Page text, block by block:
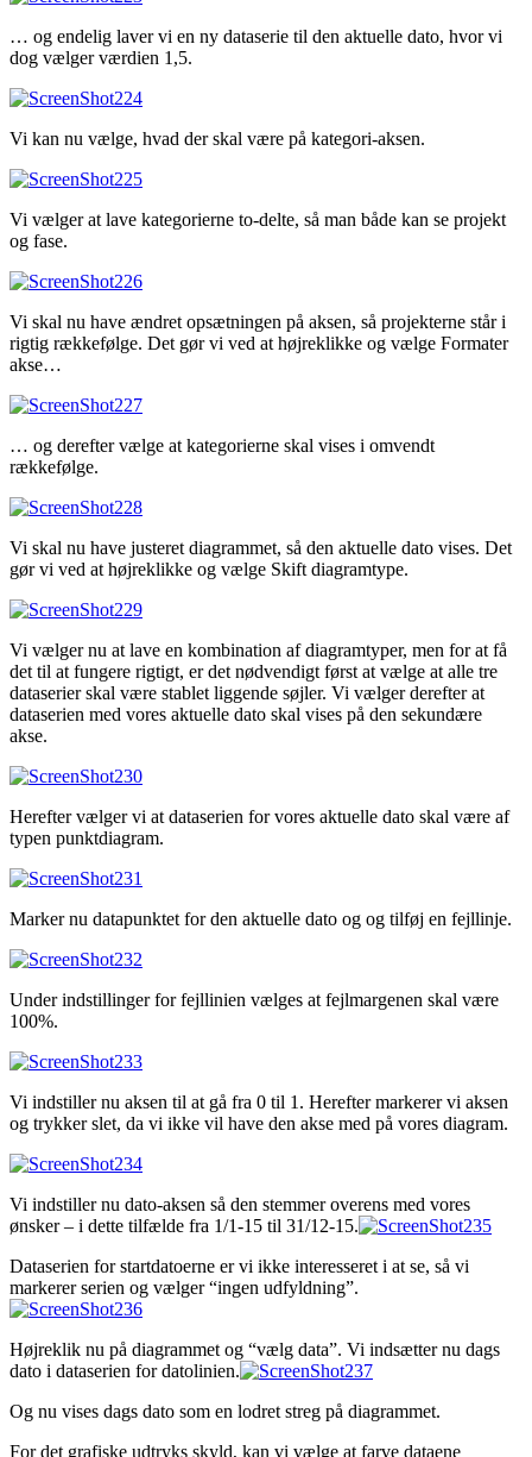
… og endelig laver vi en ny dataserie til den aktuelle dato, hvor vi
dog vælger værdien 1,5.
Vi kan nu vælge, hvad der skal være på kategori-aksen.
Vi vælger at lave kategorierne to-delte, så man både kan se projekt
og fase.
Vi skal nu have ændret opsætningen på aksen, så projekterne står i
rigtig rækkefølge. Det gør vi ved at højreklikke og vælge Formater
akse…
… og derefter vælge at kategorierne skal vises i omvendt
rækkefølge.
Vi skal nu have justeret diagrammet, så den aktuelle dato vises. Det
gør vi ved at højreklikke og vælge Skift diagramtype.
Vi vælger nu at lave en kombination af diagramtyper, men for at få
det til at fungere rigtigt, er det nødvendigt først at vælge at alle tre
dataserier skal være stablet liggende søjler. Vi vælger derefter at
dataserien med vores aktuelle dato skal vises på den sekundære
akse.
Herefter vælger vi at dataserien for vores aktuelle dato skal være af
typen punktdiagram.
Marker nu datapunktet for den aktuelle dato og og tilføj en fejllinje.
Under indstillinger for fejllinien vælges at fejlmargenen skal være
100%.
Vi indstiller nu aksen til at gå fra 0 til 1. Herefter markerer vi aksen
og trykker slet, da vi ikke vil have den akse med på vores diagram.
Vi indstiller nu dato-aksen så den stemmer overens med vores
ønsker – i dette tilfælde fra 1/1-15 til 31/12-15.
Dataserien for startdatoerne er vi ikke interesseret i at se, så vi
markerer serien og vælger “ingen udfyldning”.
Højreklik nu på diagrammet og “vælg data”. Vi indsætter nu dags
dato i dataserien for datolinien.
Og nu vises dags dato som en lodret streg på diagrammet.
For det grafiske udtryks skyld, kan vi vælge at farve dataene